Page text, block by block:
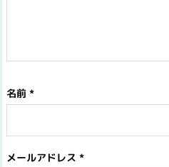
名前 *
メールアドレス *